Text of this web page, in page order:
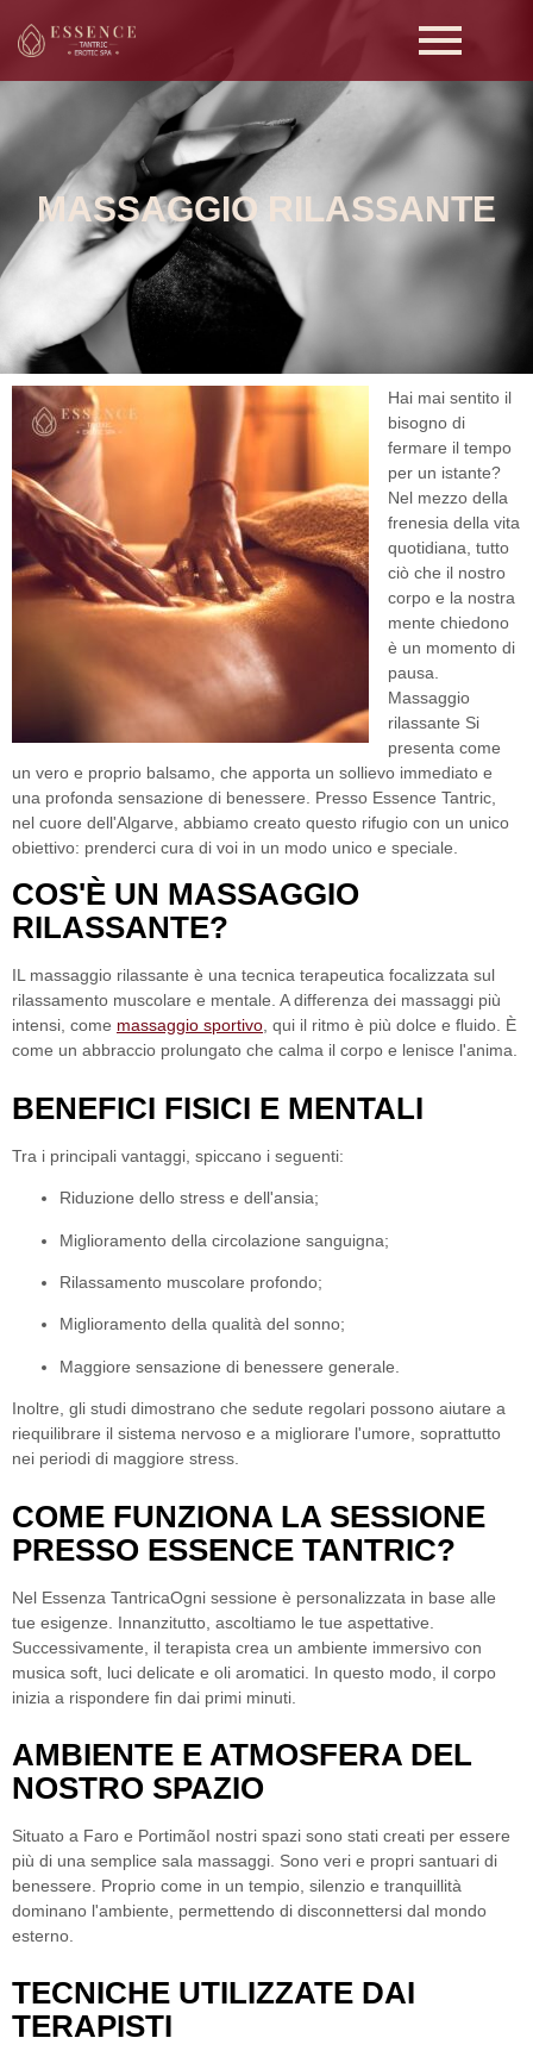
MASSAGGIO RILASSANTE
Hai mai sentito il
bisogno di
fermare il tempo
per un istante?
Nel mezzo della
frenesia della vita
quotidiana, tutto
ciò che il nostro
corpo e la nostra
mente chiedono
è un momento di
pausa.
Massaggio
rilassante Si
presenta come
un vero e proprio balsamo, che apporta un sollievo immediato e
una profonda sensazione di benessere. Presso Essence Tantric
nel cuore dell'Algarve, abbiamo creato questo rifugio con un unico
obiettivo: prenderci cura di voi in un modo unico e speciale.
COS'È UN MASSAGGIO
RILASSANTE?
IL massaggio rilassante è una tecnica terapeutica focalizzata sul
rilassamento muscolare e mentale. A differenza dei massaggi più
intensi, come massaggio sportivo, qui il ritmo è più dolce e fluido. È
come un abbraccio prolungato che calma il corpo e lenisce l'anima.
BENEFICI FISICI E MENTALI
Tra i principali vantaggi, spiccano i seguenti:
Riduzione dello stress e dell'ansia;
Miglioramento della circolazione sanguigna;
Rilassamento muscolare profondo;
Miglioramento della qualità del sonno;
Maggiore sensazione di benessere generale.
Inoltre, gli studi dimostrano che sedute regolari possono aiutare a
riequilibrare il sistema nervoso e a migliorare l'umore, soprattutto
nei periodi di maggiore stress.
COME FUNZIONA LA SESSIONE
PRESSO ESSENCE TANTRIC?
Nel Essenza TantricaOgni sessione è personalizzata in base alle
tue esigenze. Innanzitutto, ascoltiamo le tue aspettative.
Successivamente, il terapista crea un ambiente immersivo con
musica soft, luci delicate e oli aromatici. In questo modo, il corpo
inizia a rispondere fin dai primi minuti.
AMBIENTE E ATMOSFERA DEL
NOSTRO SPAZIO
Situato a Faro e PortimãoI nostri spazi sono stati creati per essere
più di una semplice sala massaggi. Sono veri e propri santuari di
benessere. Proprio come in un tempio, silenzio e tranquillità
dominano l'ambiente, permettendo di disconnettersi dal mondo
esterno.
TECNICHE UTILIZZATE DAI
TERAPISTI